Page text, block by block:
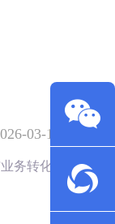
03-13
务转化